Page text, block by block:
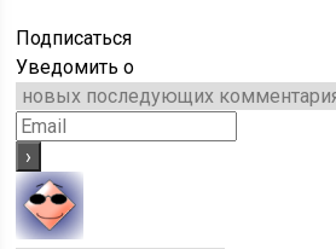
Подписаться
Уведомить о